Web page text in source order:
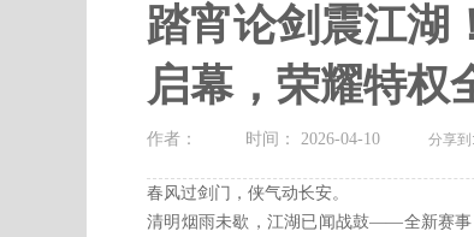
最新新闻 新闻消息 游戏公
踏宵论剑震江湖
启幕，荣耀特权
作者： 时间： 2026-04-10 分享到:
春风过剑门，侠气动长安。
清明烟雨未歇，江湖已闻战鼓——全新赛事